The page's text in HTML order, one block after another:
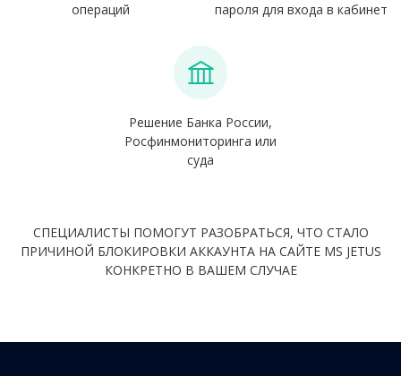
операций
пароля для входа в кабинет
Решение Банка России,
Росфинмониторинга или
суда
СПЕЦИАЛИСТЫ ПОМОГУТ РАЗОБРАТЬСЯ, ЧТО СТАЛО
ПРИЧИНОЙ БЛОКИРОВКИ АККАУНТА НА САЙТЕ MS JETUS
КОНКРЕТНО В ВАШЕМ СЛУЧАЕ